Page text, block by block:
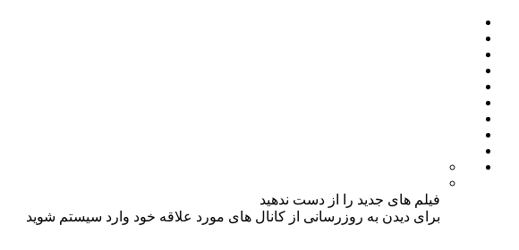
فیلم های جدید را از دست ندهید
برای دیدن به روزرسانی از کانال های مورد علاقه خود وارد سیستم شوید